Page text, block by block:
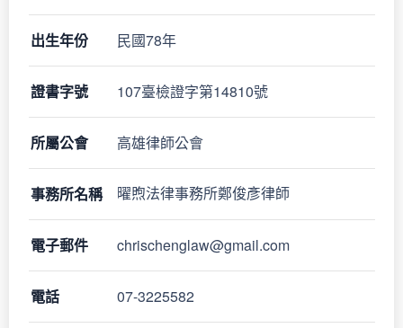
出生年份 民國78年
證書字號 107臺檢證字第14810號
所屬公會 高雄律師公會
事務所名稱 曜煦法律事務所鄭俊彥律師
電子郵件 chrischenglaw@gmail.com
電話 07-3225582